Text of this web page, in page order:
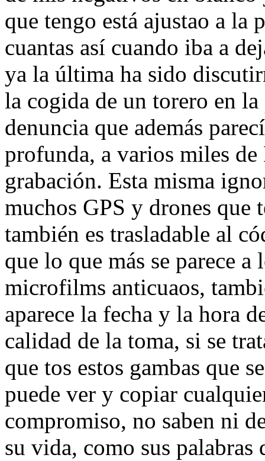
que tengo está ajustao a la
cuantas así cuando iba a
ya la última ha sido
la cogida de un torero en
denuncia que además
profunda, a varios miles
grabación. Esta misma
muchos GPS y drones que
también es trasladable al
que lo que más se parece
microfilms anticuaos,
aparece la fecha y la hora
calidad de la toma, si se
que tos estos gambas que
puede ver y copiar
compromiso, no saben ni
su vida, como sus palabras